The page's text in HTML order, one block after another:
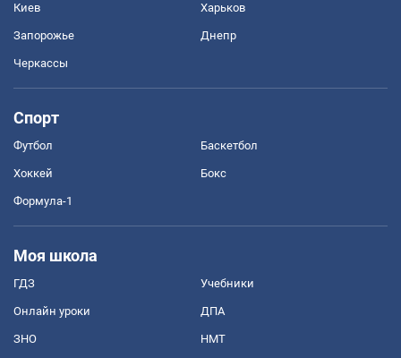
Киев Харьков
Запорожье Днепр
Черкассы
Спорт
Футбол Баскетбол
Хоккей Бокс
Формула-1
Моя школа
ГДЗ Учебники
Онлайн уроки ДПА
ЗНО НМТ